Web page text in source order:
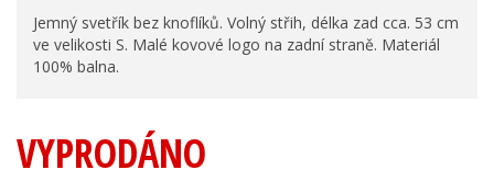
Jemný svetřík bez knoflíků. Volný střih, délka zad cca. 53 cm
ve velikosti S. Malé kovové logo na zadní straně. Materiál
100% balna.
VYPRODÁNO